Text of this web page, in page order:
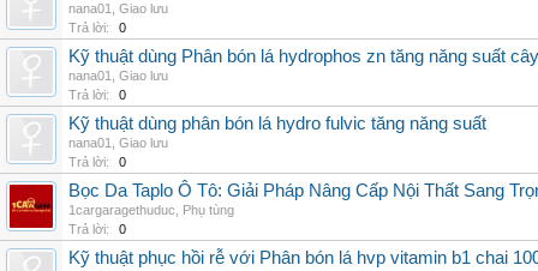
nana01
Giao lưu
Trả lời:
0
Kỹ thuật dùng Phân bón lá hydrophos zn tăng năng suất cây
nana01
Giao lưu
Trả lời:
0
Kỹ thuật dùng phân bón lá hydro fulvic tăng năng suất
nana01
Giao lưu
Trả lời:
0
Bọc Da Taplo Ô Tô: Giải Pháp Nâng Cấp Nội Thất Sang
1cargaragethuduc
Phụ tùng
Trả lời:
0
Kỹ thuật phục hồi rễ với Phân bón lá hvp vitamin b1 chai